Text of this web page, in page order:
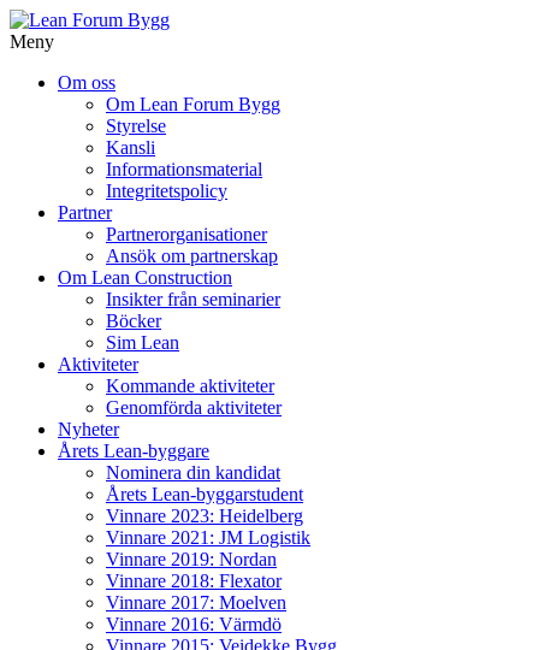
Meny
Om oss
Om Lean Forum Bygg
Styrelse
Kansli
Informationsmaterial
Integritetspolicy
Partner
Partnerorganisationer
Ansök om partnerskap
Om Lean Construction
Insikter från seminarier
Böcker
Sim Lean
Aktiviteter
Kommande aktiviteter
Genomförda aktiviteter
Nyheter
Årets Lean-byggare
Nominera din kandidat
Årets Lean-byggarstudent
Vinnare 2023: Heidelberg
Vinnare 2021: JM Logistik
Vinnare 2019: Nordan
Vinnare 2018: Flexator
Vinnare 2017: Moelven
Vinnare 2016: Värmdö
Vinnare 2015: Veidekke Bygg